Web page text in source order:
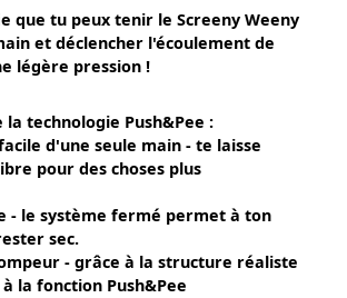
que tu peux tenir le Screeny Weeny
et déclencher l'écoulement de
légère pression !
la technologie Push&Pee :
d'une seule main - te laisse
pour des choses plus
- le système fermé permet à ton
sec.
- grâce à la structure réaliste
la fonction Push&Pee